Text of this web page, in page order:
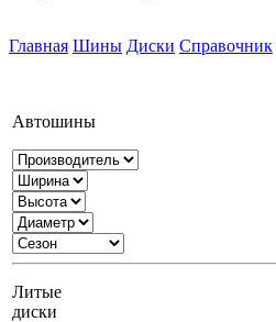
Главная Шины Диски Справочник
Автошины
Литые
диски